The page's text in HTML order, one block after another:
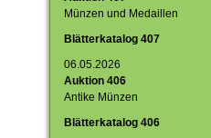
Münzen und Medaillen
Blätterkatalog 407
06.05.2026
Auktion 406
Antike Münzen
Blätterkatalog 406